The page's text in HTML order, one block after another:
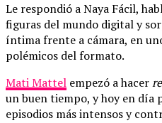
Le respondió a Naya Fácil,
figuras del mundo digital y
íntima frente a cámara, en
polémicos del formato.
Mati Mattel empezó a hacer
un buen tiempo, y hoy en día
episodios más intensos y